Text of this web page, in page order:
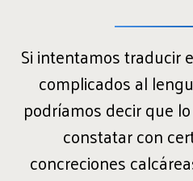
Si intentamos traducir
complicados al
podríamos decir que
constatar con
concreciones